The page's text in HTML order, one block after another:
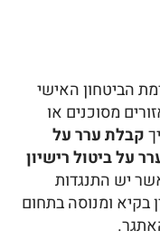
הביטחון האישי
מסוכנים או
קבלת ערר על
על ביטול רישיון
יש התנגדות
בקיא ומנוסה בתחום